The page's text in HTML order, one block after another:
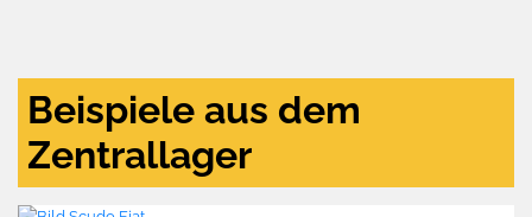
Beispiele aus dem
Zentrallager